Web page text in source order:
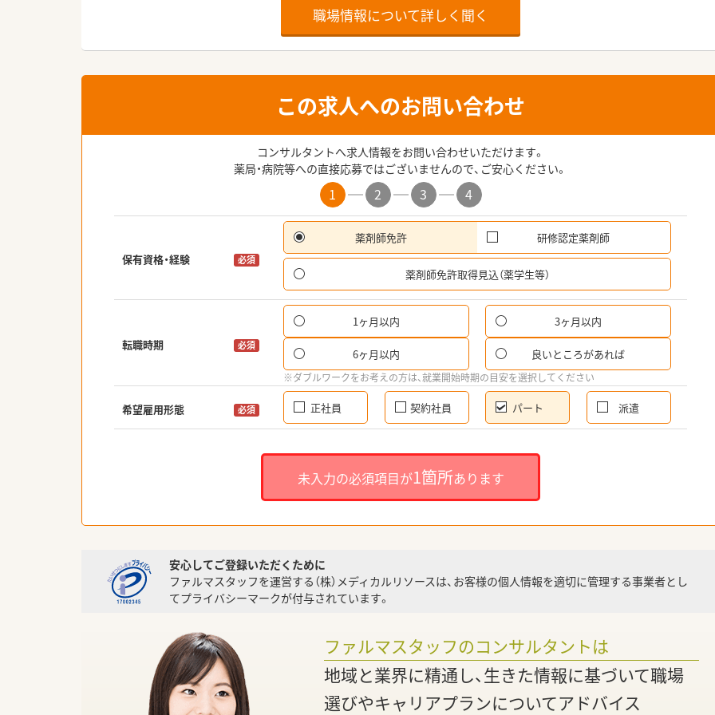
職場情報について詳しく聞く
この求人へのお問い合わせ
コンサルタントへ求人情報をお問い合わせいただけます。
薬局・病院等への直接応募ではございませんので、ご安心ください。
1 2 3 4
保有資格・経験 必須
薬剤師免許 研修認定薬剤師
薬剤師免許取得見込（薬学生等）
転職時期 必須
1ヶ月以内 3ヶ月以内
6ヶ月以内 良いところがあれば
※ダブルワークをお考えの方は、就業開始時期の目安を選択してください
希望雇用形態 必須 正社員 契約社員 パート 派遣
未入力の必須項目が1箇所あります
安心してご登録いただくために
ファルマスタッフを運営する（株）メディカルリソースは、お客様の個人情報を適切に管理する事業者とし
てプライバシーマークが付与されています。
ファルマスタッフのコンサルタントは
地域と業界に精通し、生きた情報に基づいて職場
選びやキャリアプランについてアドバイス